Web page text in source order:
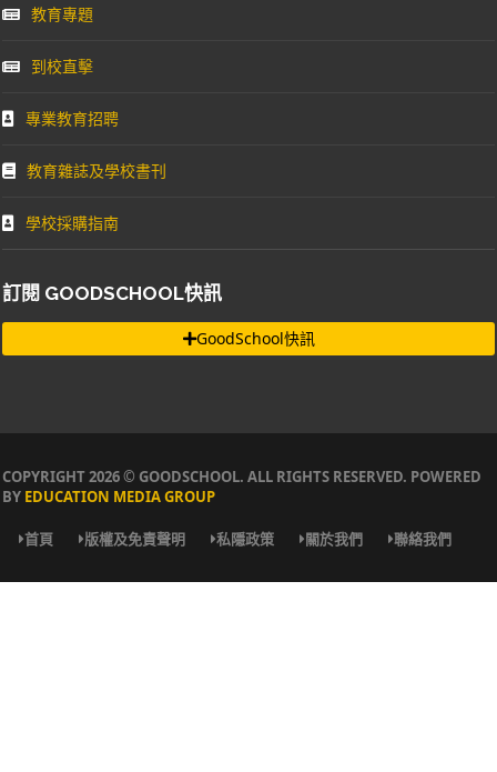
教育專題
到校直擊
專業教育招聘
教育雜誌及學校書刊
學校採購指南
訂閱 GOODSCHOOL快訊
GoodSchool快訊
COPYRIGHT 2026 © GOODSCHOOL. ALL RIGHTS RESERVED. POWERED
BY EDUCATION MEDIA GROUP
首頁 版權及免責聲明 私隱政策 關於我們 聯絡我們